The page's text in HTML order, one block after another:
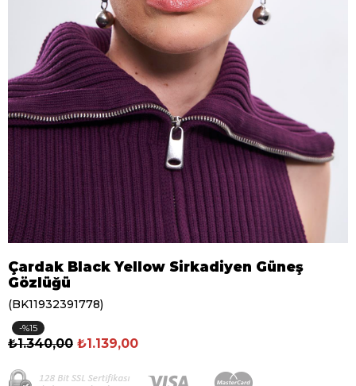
Çardak Black Yellow Sirkadiyen Güneş
Gözlüğü
(BK11932391778)
15
₺1.340,00 ₺1.139,00